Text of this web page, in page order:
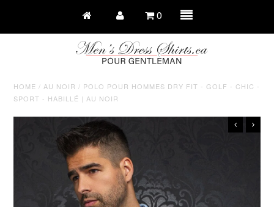
0
HOME / AU NOIR / POLO POUR HOMMES DRY FIT - GOLF - CHIC -
SPORT - HABILLÉ | AU NOIR